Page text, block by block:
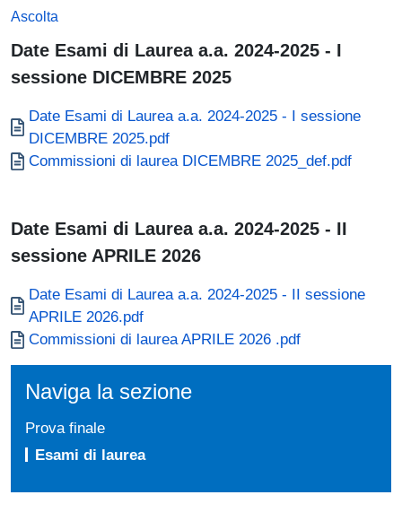
Ascolta
Date Esami di Laurea a.a. 2024-2025 - I
sessione DICEMBRE 2025
Documento
Date Esami di Laurea a.a. 2024-2025 - I sessione
DICEMBRE 2025.pdf
Documento
Commissioni di laurea DICEMBRE 2025_def.pdf
Date Esami di Laurea a.a. 2024-2025 - II
sessione APRILE 2026
Documento
Date Esami di Laurea a.a. 2024-2025 - II sessione
APRILE 2026.pdf
Documento
Commissioni di laurea APRILE 2026 .pdf
Naviga la sezione
Prova finale
Esami di laurea